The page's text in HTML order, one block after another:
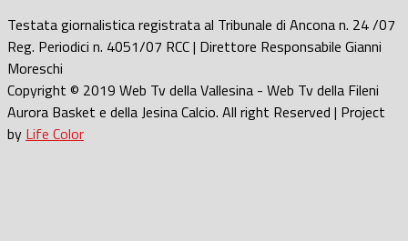
Testata giornalistica registrata al Tribunale di Ancona n. 24 /07
Reg. Periodici n. 4051/07 RCC | Direttore Responsabile Gianni
Moreschi
Copyright © 2019 Web Tv della Vallesina - Web Tv della Fileni
Aurora Basket e della Jesina Calcio. All right Reserved | Project
by Life Color